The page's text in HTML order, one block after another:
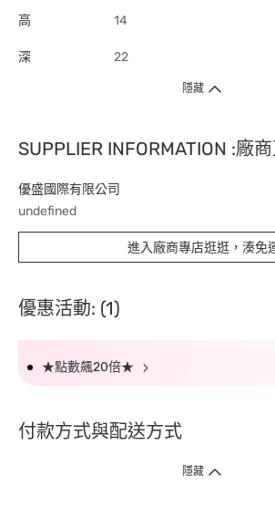
高 14
深 22
隱藏
SUPPLIER INFORMATION :廠
優盛國際有限公司
undefined
進入廠商專店逛逛，湊免
優惠活動: (1)
★點數飆20倍★
付款方式與配送方式
隱藏